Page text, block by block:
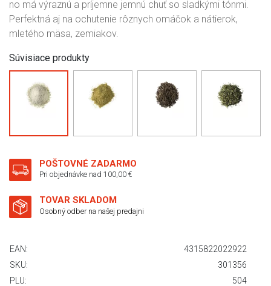
no má výraznú a príjemne jemnú chuť so sladkými tónmi.
Perfektná aj na ochutenie rôznych omáčok a nátierok,
mletého mäsa, zemiakov.
Súvisiace produkty
POŠTOVNÉ ZADARMO
Pri objednávke nad 100,00 €
TOVAR SKLADOM
Osobný odber na našej predajni
EAN:
4315822022922
SKU:
301356
PLU:
504